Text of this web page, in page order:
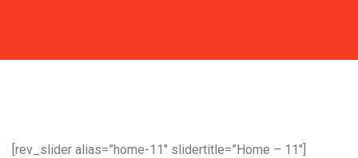
[rev_slider alias=”home-11″ slidertitle=”Home – 11″]